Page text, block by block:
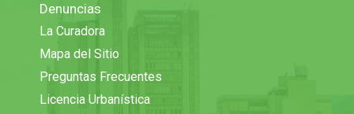
Denuncias
La Curadora
Mapa del Sitio
Preguntas Frecuentes
Licencia Urbanística